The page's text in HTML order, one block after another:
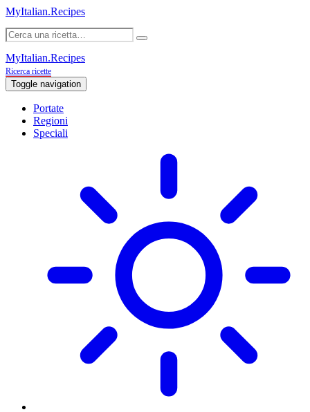
MyItalian.Recipes
MyItalian.Recipes
Ricerca ricette
Toggle navigation
Portate
Regioni
Speciali